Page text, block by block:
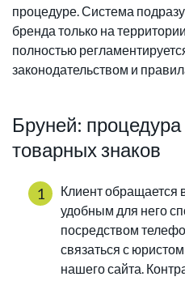
процедуре. Система
бренда только на
полностью
законодательством и
Бруней: процедура
товарных знаков
Клиент обращается
удобным для него
посредством
связаться с
нашего сайта.